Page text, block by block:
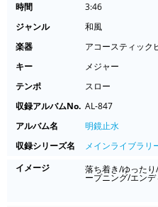
時間
3:46
ジャンル
和風
楽器
アコースティック
キー
メジャー
テンポ
スロー
収録アルバムNo. AL-847
アルバム名
明鏡止水
収録シリーズ名
メインライブラリ
イメージ
落ち着き/ゆった
ープニング/エン